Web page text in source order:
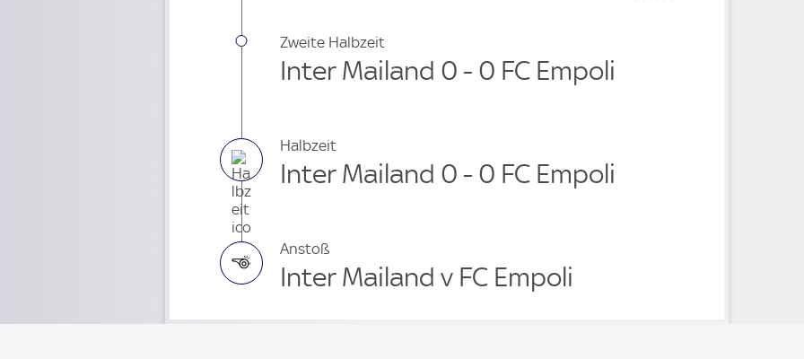
Zweite Halbzeit
Inter Mailand 0 - 0 FC Empoli
Halbzeit
Inter Mailand 0 - 0 FC Empoli
Anstoß
Inter Mailand v FC Empoli